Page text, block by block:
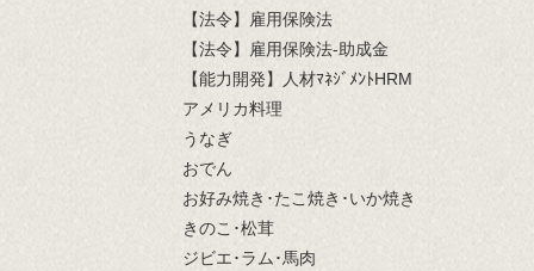
【法令】雇用保険法
【法令】雇用保険法-助成金
【能力開発】人材ﾏﾈｼﾞﾒﾝﾄHRM
アメリカ料理
うなぎ
おでん
お好み焼き･たこ焼き･いか焼き
きのこ･松茸
ジビエ･ラム･馬肉